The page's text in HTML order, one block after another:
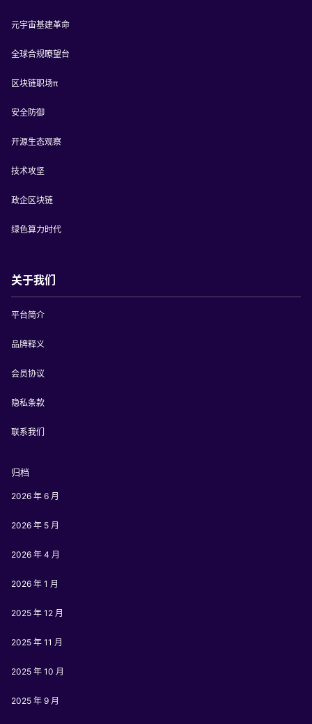
元宇宙基建革命
全球合规瞭望台
区块链职场π
安全防御
开源生态观察
技术攻坚
政企区块链
绿色算力时代
关于我们
平台简介
品牌释义
会员协议
隐私条款
联系我们
归档
2026 年 6 月
2026 年 5 月
2026 年 4 月
2026 年 1 月
2025 年 12 月
2025 年 11 月
2025 年 10 月
2025 年 9 月